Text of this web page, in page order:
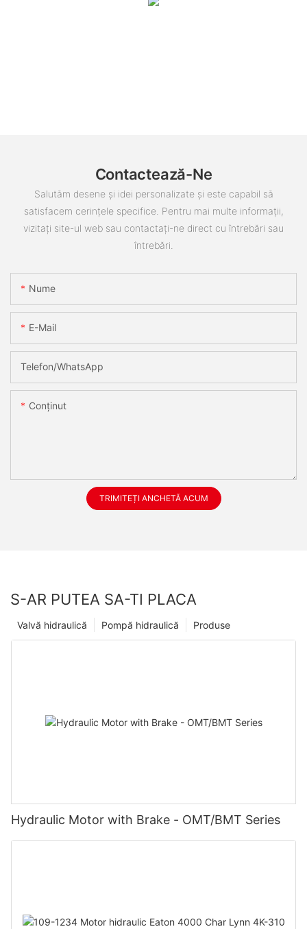
Contactează-Ne
Salutăm desene și idei personalizate și este capabil să
satisfacem cerințele specifice. Pentru mai multe informații,
vizitați site-ul web sau contactați-ne direct cu întrebări sau
întrebări.
Nume
E-Mail
Telefon/WhatsApp
Conţinut
TRIMITEȚI ANCHETĂ ACUM
S-AR PUTEA SA-TI PLACA
Produse
Pompă hidraulică
Valvă hidraulică
Hydraulic Motor with Brake - OMT/BMT Series